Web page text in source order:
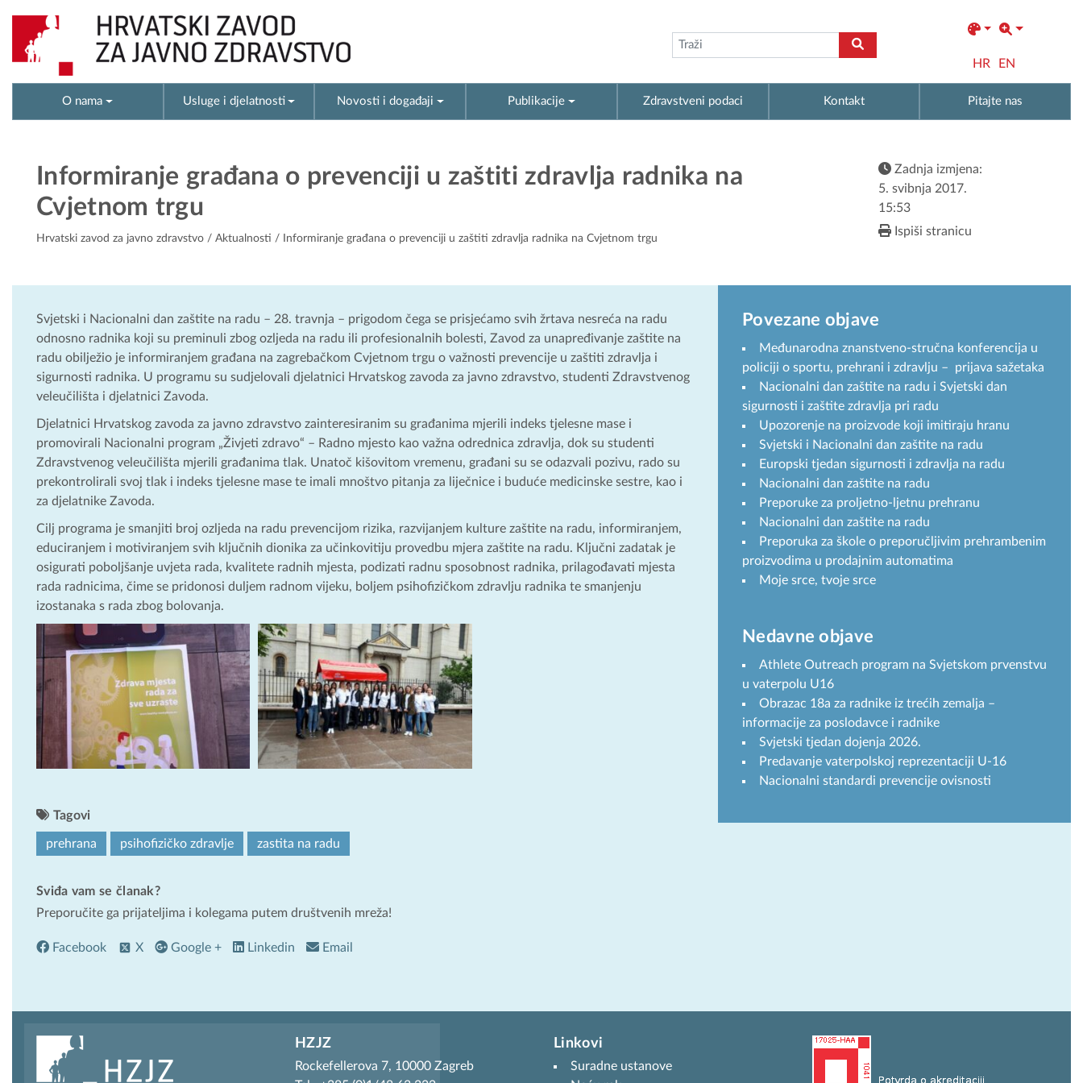
HR EN
O nama Usluge i djelatnosti Novosti i događaji Publikacije Zdravstveni podaci Kontakt Pitajte nas
Informiranje građana o prevenciji u zaštiti zdravlja radnika na
Cvjetnom trgu
Hrvatski zavod za javno zdravstvo / Aktualnosti / Informiranje građana o prevenciji u zaštiti zdravlja radnika na Cvjetnom trgu
Zadnja izmjena:
5. svibnja 2017.
15:53
Ispiši stranicu
Svjetski i Nacionalni dan zaštite na radu – 28. travnja – prigodom čega se prisjećamo svih žrtava nesreća na radu
odnosno radnika koji su preminuli zbog ozljeda na radu ili profesionalnih bolesti, Zavod za unapređivanje zaštite na
radu obilježio je informiranjem građana na zagrebačkom Cvjetnom trgu o važnosti prevencije u zaštiti zdravlja i
sigurnosti radnika. U programu su sudjelovali djelatnici Hrvatskog zavoda za javno zdravstvo, studenti Zdravstvenog
veleučilišta i djelatnici Zavoda.
Djelatnici Hrvatskog zavoda za javno zdravstvo zainteresiranim su građanima mjerili indeks tjelesne mase i
promovirali Nacionalni program „Živjeti zdravo“ – Radno mjesto kao važna odrednica zdravlja, dok su studenti
Zdravstvenog veleučilišta mjerili građanima tlak. Unatoč kišovitom vremenu, građani su se odazvali pozivu, rado su
prekontrolirali svoj tlak i indeks tjelesne mase te imali mnoštvo pitanja za liječnice i buduće medicinske sestre, kao i
za djelatnike Zavoda.
Cilj programa je smanjiti broj ozljeda na radu prevencijom rizika, razvijanjem kulture zaštite na radu, informiranjem,
educiranjem i motiviranjem svih ključnih dionika za učinkovitiju provedbu mjera zaštite na radu. Ključni zadatak je
osigurati poboljšanje uvjeta rada, kvalitete radnih mjesta, podizati radnu sposobnost radnika, prilagođavati mjesta
rada radnicima, čime se pridonosi duljem radnom vijeku, boljem psihofizičkom zdravlju radnika te smanjenju
izostanaka s rada zbog bolovanja.
Tagovi
prehrana psihofizičko zdravlje zastita na radu
Sviđa vam se članak?
Preporučite ga prijateljima i kolegama putem društvenih mreža!
Facebook X Google + Linkedin Email
Povezane objave
Međunarodna znanstveno-stručna konferencija u
policiji o sportu, prehrani i zdravlju – prijava sažetaka
Nacionalni dan zaštite na radu i Svjetski dan
sigurnosti i zaštite zdravlja pri radu
Upozorenje na proizvode koji imitiraju hranu
Svjetski i Nacionalni dan zaštite na radu
Europski tjedan sigurnosti i zdravlja na radu
Nacionalni dan zaštite na radu
Preporuke za proljetno-ljetnu prehranu
Nacionalni dan zaštite na radu
Preporuka za škole o preporučljivim prehrambenim
proizvodima u prodajnim automatima
Moje srce, tvoje srce
Nedavne objave
Athlete Outreach program na Svjetskom prvenstvu
u vaterpolu U16
Obrazac 18a za radnike iz trećih zemalja –
informacije za poslodavce i radnike
Svjetski tjedan dojenja 2026.
Predavanje vaterpolskoj reprezentaciji U-16
Nacionalni standardi prevencije ovisnosti
HZJZ
Rockefellerova 7, 10000 Zagreb
Linkovi
Suradne ustanove